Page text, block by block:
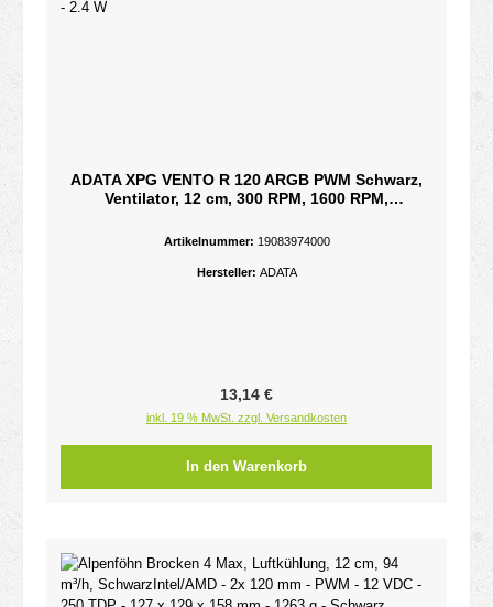
ADATA XPG VENTO R 120 ARGB PWM Schwarz,
Ventilator, 12 cm, 300 RPM, 1600 RPM,
32 dB - 2.4 W
Artikelnummer: 19083974000
Hersteller: ADATA
Regulärer Preis:
13,14 €
inkl. 19 % MwSt. zzgl. Versandkosten
In den Warenkorb